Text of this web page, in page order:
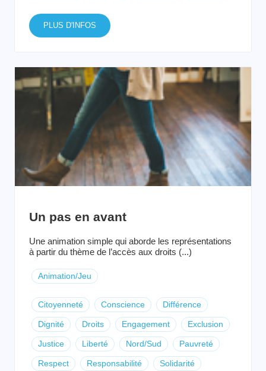
PLUS D'INFOS
Un pas en avant
Une animation simple qui aborde les représentations
à partir du thème de l’accès aux droits (...)
Animation/Jeu
Citoyenneté Conscience Différence
Dignité Droits Engagement Exclusion
Justice Liberté Nord/Sud Pauvreté
Respect Responsabilité Solidarité